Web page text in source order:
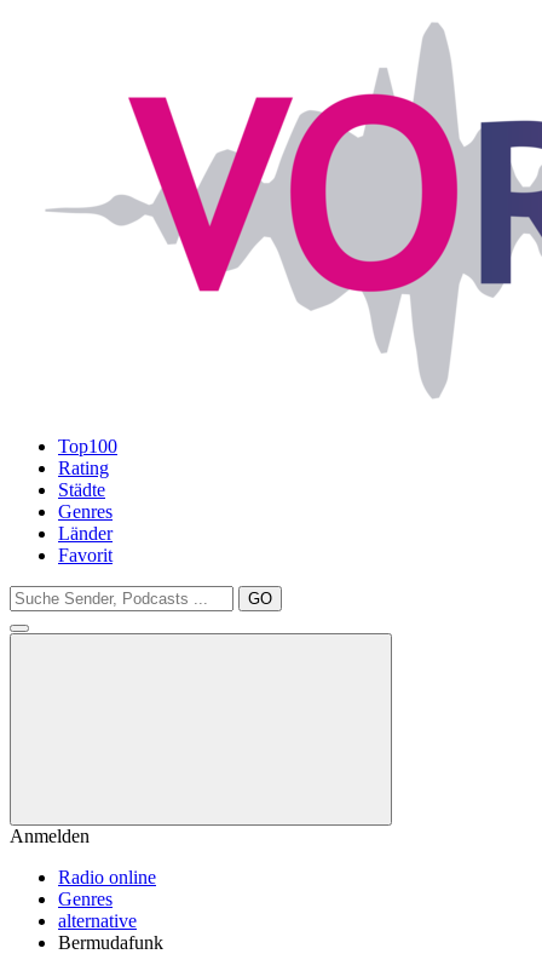
Top100
Rating
Städte
Genres
Länder
Favorit
GO
Anmelden
Radio online
Genres
alternative
Bermudafunk